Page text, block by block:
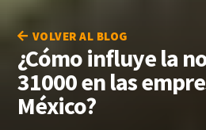
VOLVER AL BLOG
¿Cómo influye la
31000 en las
México?